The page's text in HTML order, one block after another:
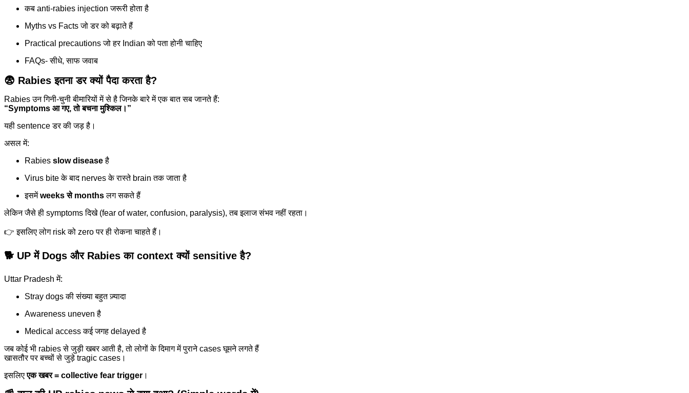
कब anti-rabies injection जरूरी होता है
Myths vs Facts जो डर को बढ़ाते हैं
Practical precautions जो हर Indian को पता होनी चाहिए
FAQs- सीधे, साफ जवाब
😨 Rabies इतना डर क्यों पैदा करता है?
Rabies उन गिनी-चुनी बीमारियों में से है जिनके बारे में एक बात सब जानते हैं:
“Symptoms आ गए, तो बचना मुश्किल।”
यही sentence डर की जड़ है।
असल में:
Rabies slow diseaseहै
Virus bite के बाद nerves के रास्ते brain तक जाता है
इसमेंweeks से monthsलग सकते हैं
लेकिन जैसे ही symptoms दिखे (fear of water, confusion, paralysis), तब इलाज संभव नहीं रहता।
👉 इसलिए लोग risk को zero पर ही रोकना चाहते हैं।
🐕 UP में Dogs और Rabies का context क्यों sensitive है?
Uttar Pradesh में:
Stray dogs की संख्या बहुत ज़्यादा
Awareness uneven है
Medical access कई जगह delayed है
जब कोई भी rabies से जुड़ी खबर आती है, तो लोगों के दिमाग में पुराने cases घूमने लगते हैं
खासतौर पर बच्चों से जुड़े tragic cases।
इसलिएएक खबर = collective fear trigger ।